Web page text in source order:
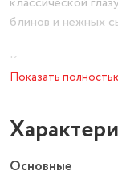
блинов и нежных
Ключевые
антипригарным
Проверенное
Это не просто еще
Безопасное,
Показать
Основные